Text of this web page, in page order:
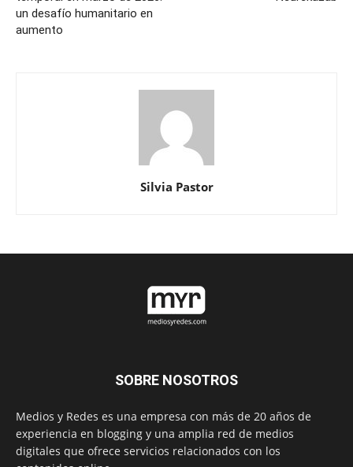
un desafío humanitario en
aumento
Silvia Pastor
SOBRE NOSOTROS
Medios y Redes es una empresa con más de 20 años de
experiencia en blogging y una amplia red de medios
digitales que ofrece servicios relacionados con los